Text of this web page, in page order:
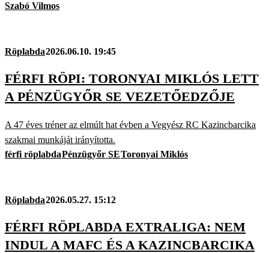
Szabó Vilmos
Röplabda2026.06.10. 19:45
FÉRFI RÖPI: TORONYAI MIKLÓS LETT
A PÉNZÜGYŐR SE VEZETŐEDZŐJE
A 47 éves tréner az elmúlt hat évben a Vegyész RC Kazincbarcika
szakmai munkáját irányította.
férfi röplabdaPénzügyőr SEToronyai Miklós
Röplabda2026.05.27. 15:12
FÉRFI RÖPLABDA EXTRALIGA: NEM
INDUL A MAFC ÉS A KAZINCBARCIKA